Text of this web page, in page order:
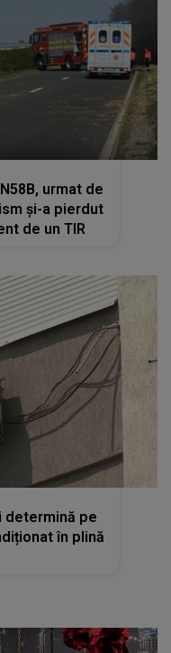
urmat de
și-a pierdut
de un TIR
determină pe
în plină